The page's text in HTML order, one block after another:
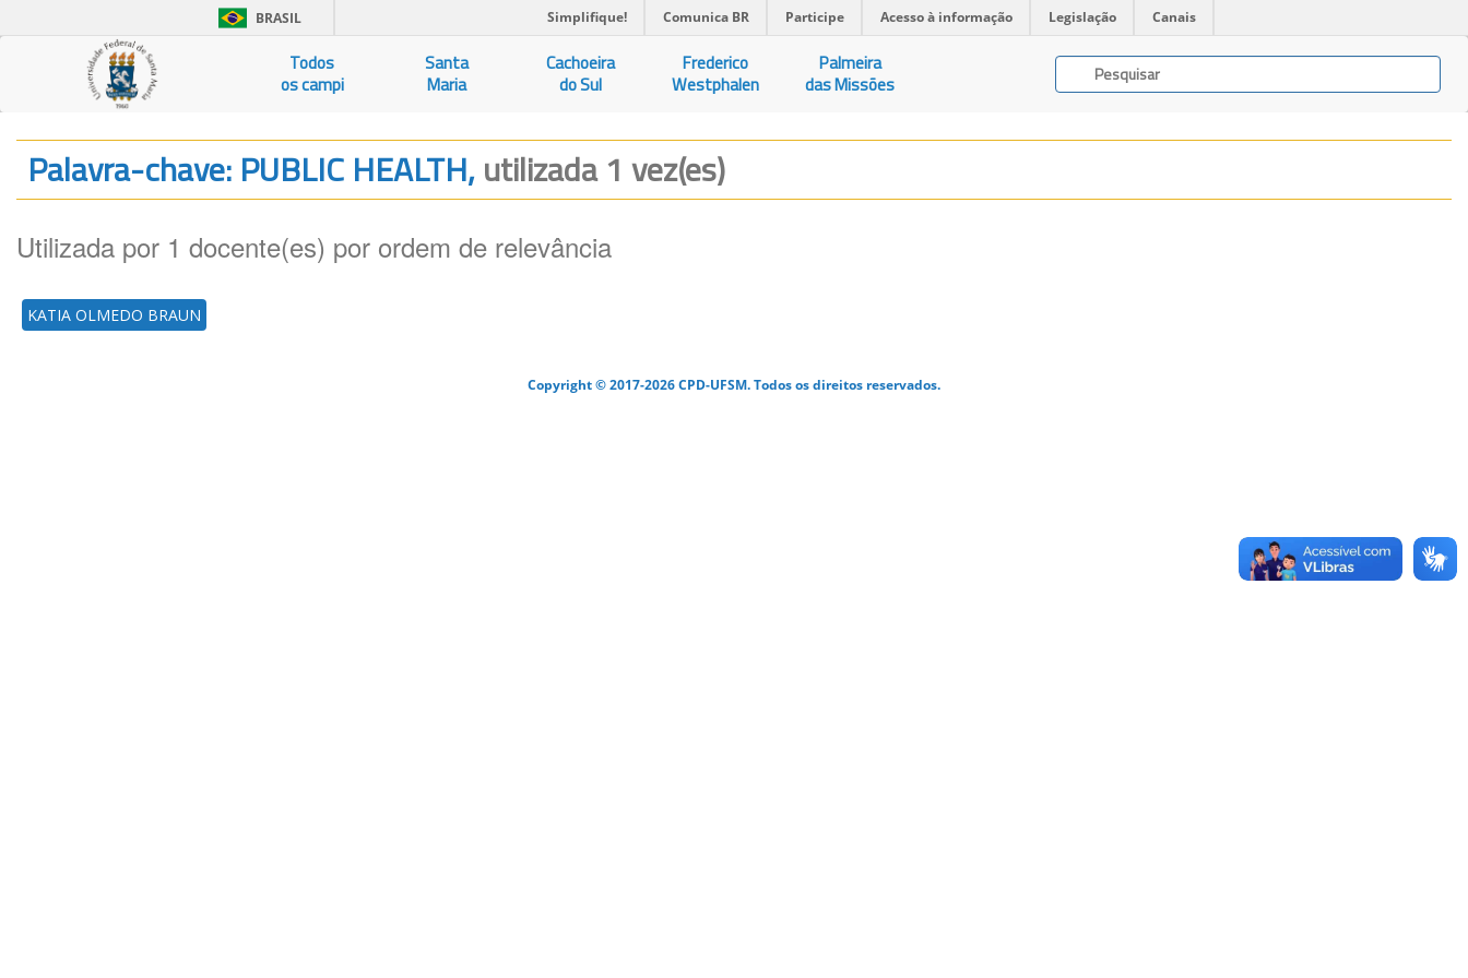
BRASIL Simplifique! Comunica BR Participe Acesso à informação Legislação Canais
Todos
os campi
Santa
Maria
Cachoeira
do Sul
Frederico
Westphalen
Palmeira
das Missões
Palavra-chave: PUBLIC HEALTH,utilizada 1 vez(es)
Utilizada por 1 docente(es) por ordem de relevância
KATIA OLMEDO BRAUN
Copyright © 2017-2026 CPD-UFSM. Todos os direitos reservados.